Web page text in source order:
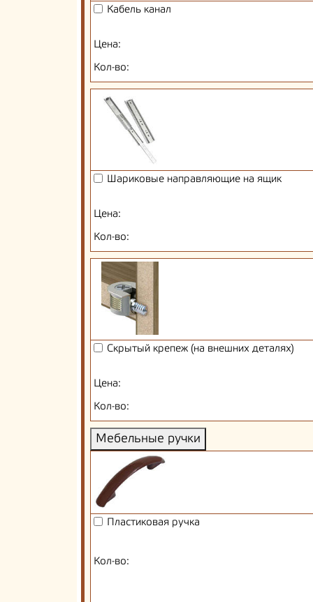
Кабель канал
Цена:
Кол-во:
Шариковые направляющие на ящик
Цена:
Кол-во:
Скрытый крепеж (на внешних деталях)
Цена:
Кол-во:
Мебельные ручки
Пластиковая ручка
Кол-во: